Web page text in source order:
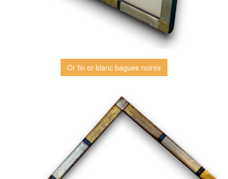
Or fin or blanc bagues noires